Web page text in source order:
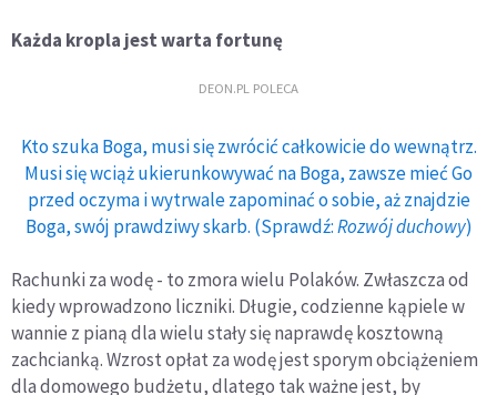
Każda kropla jest warta fortunę
DEON.PL POLECA
Kto szuka Boga, musi się zwrócić całkowicie do wewnątrz.
Musi się wciąż ukierunkowywać na Boga, zawsze mieć Go
przed oczyma i wytrwale zapominać o sobie, aż znajdzie
Boga, swój prawdziwy skarb. (Sprawdź:Rozwój duchowy)
Rachunki za wodę - to zmora wielu Polaków. Zwłaszcza od
kiedy wprowadzono liczniki. Długie, codzienne kąpiele w
wannie z pianą dla wielu stały się naprawdę kosztowną
zachcianką. Wzrost opłat za wodę jest sporym obciążeniem
dla domowego budżetu, dlatego tak ważne jest, by